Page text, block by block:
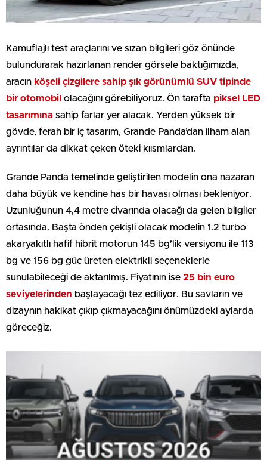
Kamuflajlı test araçlarını ve sızan bilgileri göz önünde
bulundurarak hazırlanan render görsele baktığımızda,
aracın köşeli çizgilere sahip şık görünümlü SUV tipinde
bir otomobil olacağını görebiliyoruz. Ön tarafta piksel LED
tasarımına sahip farlar yer alacak. Yerden yüksek bir
gövde, ferah bir iç tasarım, Grande Panda’dan ilham alan
ayrıntılar da dikkat çeken öteki kıısmlardan.
Grande Panda temelinde geliştirilen modelin ona nazaran
daha büyük ve kendine has bir havası olması bekleniyor.
Uzunluğunun 4,4 metre civarında olacağı da gelen bilgiler
ortasında. Başta önden çekişli olacak modelin 1.2 turbo
akaryakıtlı hafif hibrit motorun 145 bg’lik versiyonu ile 113
bg ve 156 bg güç üreten elektrikli seçeneklerle
sunulabileceği de aktarılmış. Fiyatının ise 25 bin euro
seviyelerinden başlayacağı tez ediliyor. Bu savların ve
dizaynın hakikat çıkıp çıkmayacağını önümüzdeki aylarda
göreceğiz.